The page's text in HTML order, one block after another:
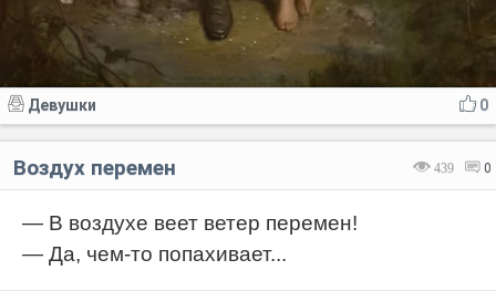
0
Девушки
439 0
Воздух перемен
— В воздухе веет ветер перемен!
— Да, чем-то попахивает...